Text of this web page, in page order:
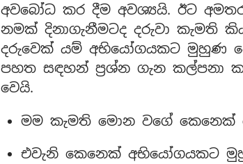
අවබෝධ කර දීම අවශ්‍යයි. ඊට
නමක් දිනාගැනීමටද දරුවා කැමති
දරුවෙක් යම් අභියෝගයකට මුහුණ
පහත සඳහන් ප්‍රශ්න ගැන කල්පනා
වෙයි.
මම කැමති මොන වගේ කෙනෙක්
එවැනි කෙනෙක් අභියෝගයකට